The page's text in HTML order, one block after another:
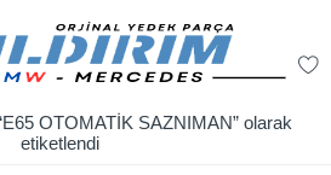
OTOMATİK SAZNIMAN” olarak
etiketlendi